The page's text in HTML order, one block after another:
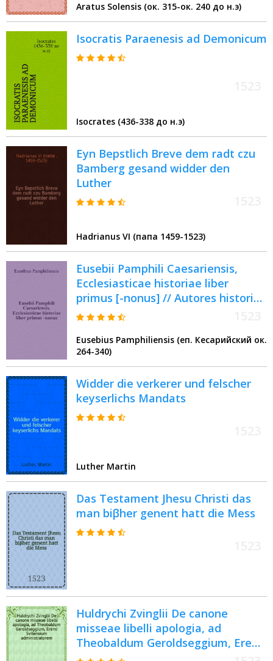
Aratus Solensis (ок. 315-ок. 240 до н.э)
Isocratis Paraenesis ad Demonicum
Isocrates (436-338 до н.э)
Eyn Bepstlich Breve dem radt czu
Bamberg gesand widder den
Luther
Hadrianus VI (папа 1459-1523)
Eusebii Pamphili Caesariensis,
Ecclesiasticae historiae liber
primus [-nonus] // Autores historiae
ecclesiasticae
Eusebius Pamphiliensis (еп. Кесарийский ок.
264-340)
Widder die verkerer und felscher
keyserlichs Mandats
Luther Martin
Das Testament Jhesu Christi das
man biβher genent hatt die Mess
Huldrychi Zvinglii De canone
misseae libelli apologia, ad
Theobaldum Geroldseggium, Eremi
Svitensium administratorem